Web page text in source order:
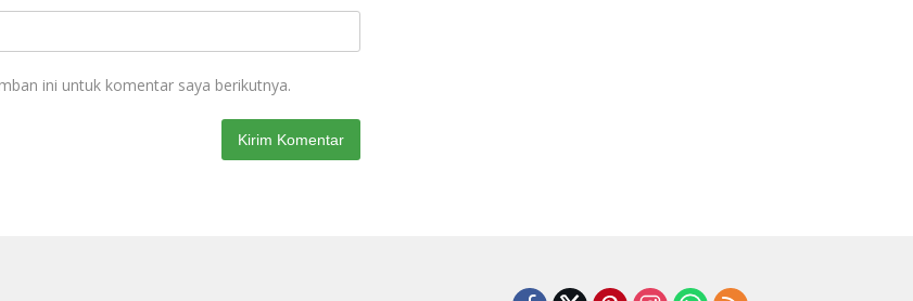
ini untuk komentar saya berikutnya.